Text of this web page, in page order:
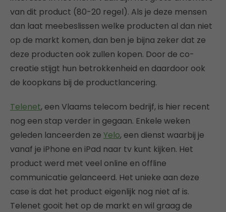
van dit product (80-20 regel). Als je deze mensen
dan laat meebeslissen welke producten al dan niet
op de markt komen, dan ben je bijna zeker dat ze
deze producten ook zullen kopen. Door de co-
creatie stijgt hun betrokkenheid en daardoor ook
de koopkans bij de productlancering.
Telenet, een Vlaams telecom bedrijf, is hier recent
nog een stap verder in gegaan. Enkele weken
geleden lanceerden ze Yelo, een dienst waarbij je
vanaf je iPhone en iPad naar tv kunt kijken. Het
product werd met veel online en offline
communicatie gelanceerd. Het unieke aan deze
case is dat het product eigenlijk nog niet af is.
Telenet gooit het op de markt en wil graag de